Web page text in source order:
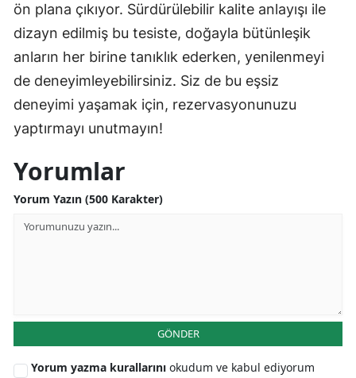
ön plana çıkıyor. Sürdürülebilir kalite anlayışı ile
dizayn edilmiş bu tesiste, doğayla bütünleşik
anların her birine tanıklık ederken, yenilenmeyi
de deneyimleyebilirsiniz. Siz de bu eşsiz
deneyimi yaşamak için, rezervasyonunuzu
yaptırmayı unutmayın!
Yorumlar
Yorum Yazın (500 Karakter)
GÖNDER
Yorum yazma kurallarını okudum ve kabul ediyorum